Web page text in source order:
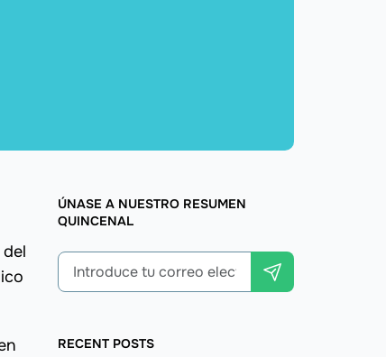
ÚNASE A NUESTRO RESUMEN
QUINCENAL
RECENT POSTS